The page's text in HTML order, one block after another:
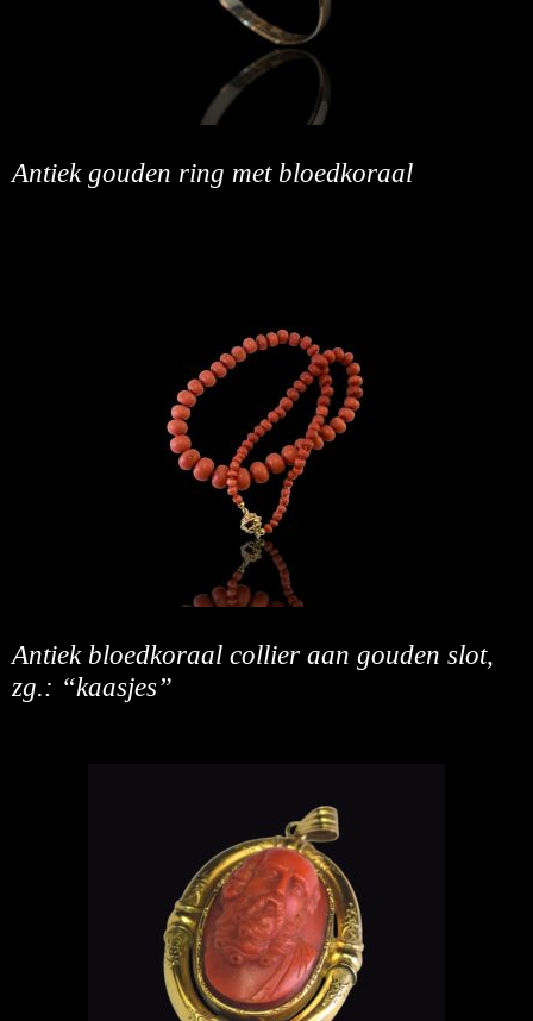
Antiek gouden ring met bloedkoraal
Antiek bloedkoraal collier aan gouden slot,
zg.: “kaasjes”